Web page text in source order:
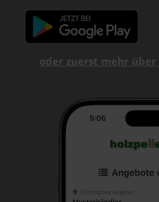
oder zuerst mehr